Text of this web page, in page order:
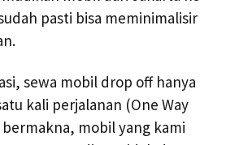
pasti bisa meminimalisir
sewa mobil drop off hanya
kali perjalanan (One Way
mobil yang kami